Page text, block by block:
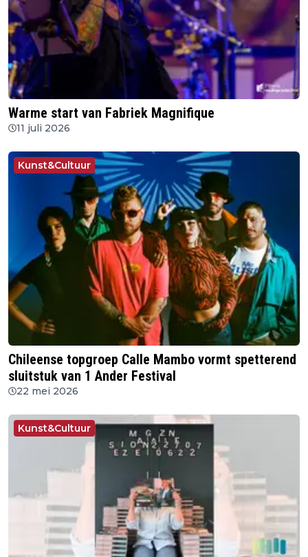
Warme start van Fabriek Magnifique
11 juli 2026
Kunst&Cultuur
Chileense topgroep Calle Mambo vormt spetterend
sluitstuk van 1 Ander Festival
22 mei 2026
Kunst&Cultuur